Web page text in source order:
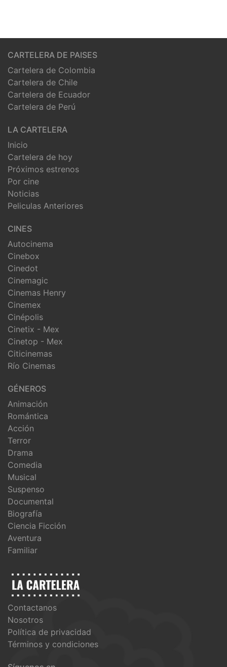
CARTELERA DE PAISES
Cartelera de Colombia
Cartelera de Chile
Cartelera de Ecuador
Cartelera de Perú
LA CARTELERA
Inicio
Cartelera de hoy
Próximos estrenos
Por cine
Noticias
Peliculas Anteriores
CINES
Autocinema
Cinebox
Cinedot
Cinemagic
Cinemas Henry
Cinemex
Cinépolis
Cinetix - Mex
Cinetop - Mex
Citicinemas
Río Cinemas
GÉNEROS
Animación
Romántica
Acción
Terror
Drama
Comedia
Musical
Suspenso
Documental
Biografía
Ciencia Ficción
Aventura
Familiar
Contactanos
Nosotros
Política de privacidad
Términos y condiciones